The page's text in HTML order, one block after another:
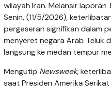
wilayah Iran. Melansir laporan
Senin, (11/5/2026),
pergeseran signifikan dalam
menyeret negara Arab Teluk
langsung ke medan tempur
Mengutip Newsweek,
saat Presiden Amerika